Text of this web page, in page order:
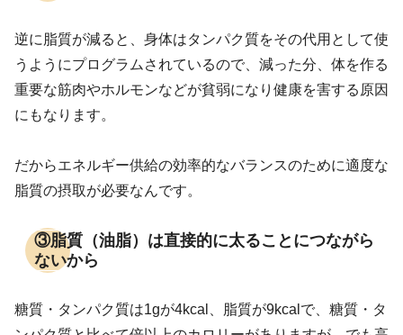
逆に脂質が減ると、身体はタンパク質をその代用として使
うようにプログラムされているので、減った分、体を作る
重要な筋肉やホルモンなどが貧弱になり健康を害する原因
にもなります。
だからエネルギー供給の効率的なバランスのために適度な
脂質の摂取が必要なんです。
③脂質（油脂）は直接的に太ることにつながら
ないから
糖質・タンパク質は1gが4kcal、脂質が9kcalで、糖質・タ